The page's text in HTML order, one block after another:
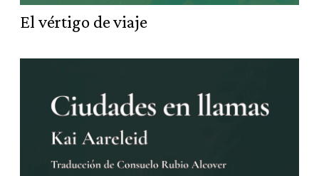
El vértigo de viaje